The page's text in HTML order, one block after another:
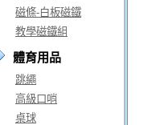
磁條-白板磁鐵
教學磁鐵組
體育用品
跳繩
高級口哨
桌球